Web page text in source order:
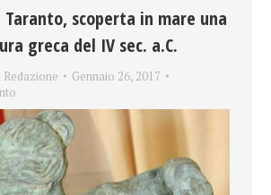
scoperta in mare una
greca del IV sec. a.C.
Redazione
Gennaio 26, 2017